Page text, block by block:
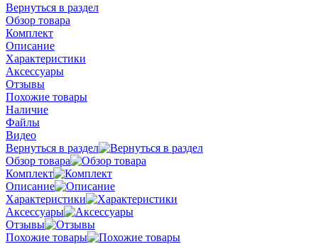
Вернуться в раздел
Обзор товара
Комплект
Описание
Характеристики
Аксессуары
Отзывы
Похожие товары
Наличие
Файлы
Видео
Вернуться в раздел
Обзор товара
Комплект
Описание
Характеристики
Аксессуары
Отзывы
Похожие товары